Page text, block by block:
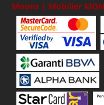
Moons | Mobilier